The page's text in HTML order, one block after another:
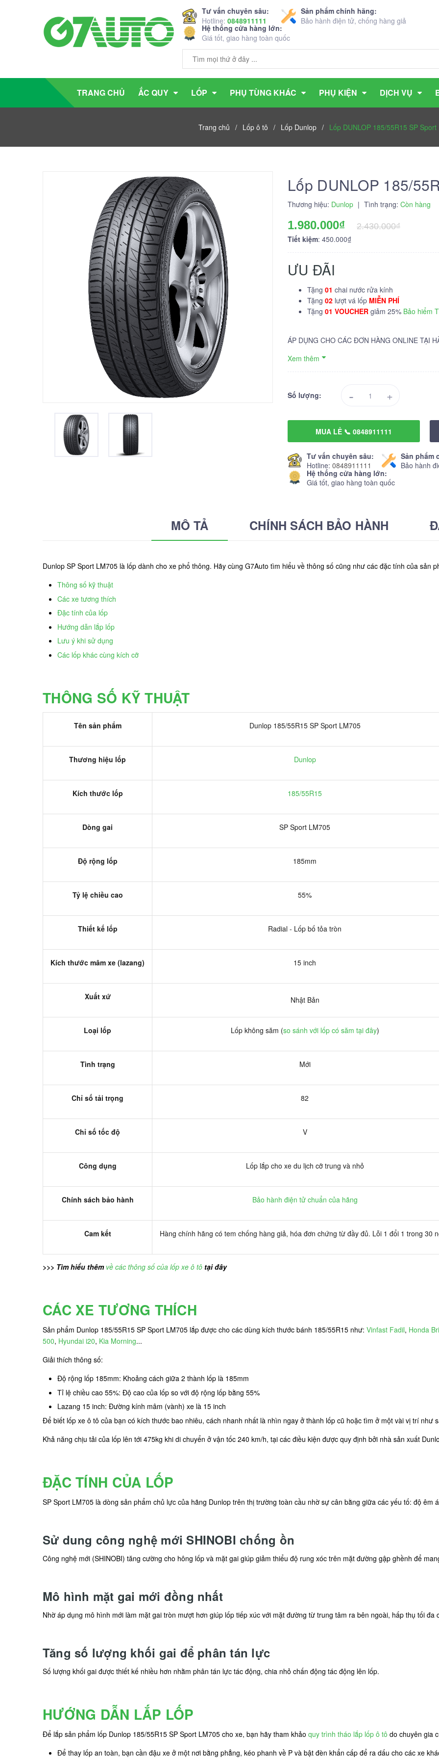
Tư vấn chuyên sâu:
Hotline: 0848911111
Sản phẩm chính hãng:
Bảo hành điện tử, chống hàng giả
Hệ thống cửa hàng lớn:
Giá tốt, giao hàng toàn quốc
TRANG CHỦ ẮC QUY LỐP PHỤ TÙNG KHÁC PHỤ KIỆN DỊCH VỤ
Trang chủ / Lốp ô tô / Lốp Dunlop / Lốp DUNLOP 185/55R15 SP
Lốp DUNLOP 185/
Thương hiệu: Dunlop | Tình trạng: Còn hàng
1.980.000₫
2.430.000₫
Tiết kiệm: 450.000₫
ƯU ĐÃI
Tặng 01 chai nước rửa kính
Tặng 02 lượt vá lốp MIỄN PHÍ
Tặng 01 VOUCHER giảm 25% Bảo hiểm
ÁP DỤNG CHO CÁC ĐƠN HÀNG ONLINE TẠI
Xem thêm
Số lượng: - +
MUA LẺ 📞 0848911111
Tư vấn chuyên sâu:
Hotline: 0848911111
Sản phẩm
Bảo hành
Hệ thống cửa hàng lớn:
Giá tốt, giao hàng toàn quốc
MÔ TẢ CHÍNH SÁCH BẢO HÀNH
Dunlop SP Sport LM705 là lốp dành cho xe phổ thông. Hãy cùng G7Auto tìm hiểu về thông số cũng như các đặc tính của sản
Thông số kỹ thuật
Các xe tương thích
Đặc tính của lốp
Hướng dẫn lắp lốp
Lưu ý khi sử dụng
Các lốp khác cùng kích cỡ
THÔNG SỐ KỸ THUẬT
Tên sản phẩm Dunlop 185/55R15 SP Sport LM705
Thương hiệu lốp Dunlop
Kích thước lốp 185/55R15
Dòng gai SP Sport LM705
Độ rộng lốp 185mm
Tỷ lệ chiều cao 55%
Thiết kế lốp Radial - Lốp bố tỏa tròn
Kích thước mâm xe (lazang) 15 inch
Xuất xứ Nhật Bản
Loại lốp Lốp không săm (so sánh với lốp có săm tại đây)
Tình trạng Mới
Chỉ số tải trọng 82
Chỉ số tốc độ V
Công dụng Lốp lắp cho xe du lịch cỡ trung và nhỏ
Chính sách bảo hành Bảo hành điện tử chuẩn của hãng
Cam kết Hàng chính hãng có tem chống hàng giả, hóa đơn chứng từ đầy đủ. Lỗi 1 đổi 1 trong 30
>>> Tìm hiểu thêm về các thông số của lốp xe ô tô tại đây
CÁC XE TƯƠNG THÍCH
Sản phẩm Dunlop 185/55R15 SP Sport LM705 lắp được cho các dùng kích thước bánh 185/55R15 như: Vinfast Fadil, Honda
500, Hyundai i20, Kia Morning...
Giải thích thông số:
Độ rộng lốp 185mm: Khoảng cách giữa 2 thành lốp là 185mm
Tỉ lệ chiều cao 55%: Độ cao của lốp so với độ rộng lốp bằng 55%
Lazang 15 inch: Đường kính mâm (vành) xe là 15 inch
Để biết lốp xe ô tô của bạn có kích thước bao nhiêu, cách nhanh nhất là nhìn ngay ở thành lốp cũ hoặc tìm ở một vài vị trí như
Khả năng chịu tải của lốp lên tới 475kg khi di chuyển ở vận tốc 240 km/h, tại các điều kiện được quy định bởi nhà sản xuất
ĐẶC TÍNH CỦA LỐP
SP Sport LM705 là dòng sản phẩm chủ lực của hãng Dunlop trên thị trường toàn cầu nhờ sự cân bằng giữa các yếu tố: độ êm
Sử dung công nghệ mới SHINOBI chống ồn
Công nghệ mới (SHINOBI) tăng cường cho hông lốp và mặt gai giúp giảm thiểu độ rung xóc trên mặt đường gập ghềnh để
Mô hình mặt gai mới đồng nhất
Nhờ áp dụng mô hình mới làm mặt gai tròn mượt hơn giúp lốp tiếp xúc với mặt đường từ trung tâm ra bên ngoài, hấp thụ tối đa
Tăng số lượng khối gai để phân tán lực
Số lượng khối gai được thiết kế nhiều hơn nhằm phân tán lực tác động, chia nhỏ chấn động tác động lên lốp.
HƯỚNG DẪN LẮP LỐP
Để lắp sản phẩm lốp Dunlop 185/55R15 SP Sport LM705 cho xe, bạn hãy tham khảo quy trình tháo lắp lốp ô tô do chuyên gia
Để thay lốp an toàn, bạn cần đậu xe ở một nơi bằng phẳng, kéo phanh về P và bật đèn khẩn cấp để ra dấu cho các xe